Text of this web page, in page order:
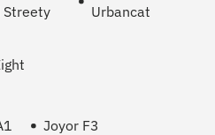
Streety
Urbancat
Joyor F3